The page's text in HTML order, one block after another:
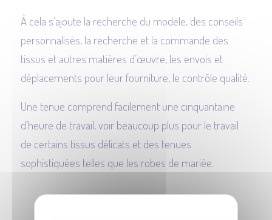
À cela s’ajoute la recherche du modèle, des conseils
personnalisés, la recherche et la commande des
tissus et autres matières d’œuvre, les envois et
déplacements pour leur fourniture, le contrôle qualité.
Une tenue comprend facilement une cinquantaine
d’heure de travail, voir beaucoup plus pour le travail
de certains tissus délicats et des tenues
sophistiquées telles que les robes de mariée.